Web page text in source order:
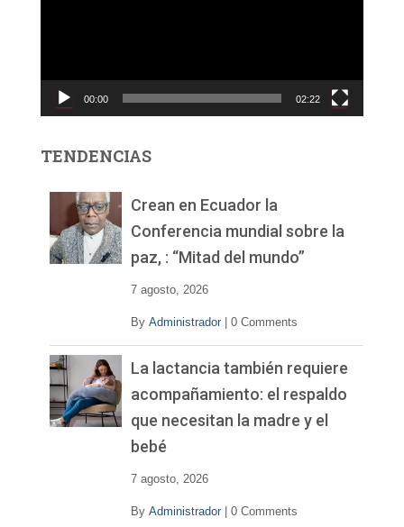
c
d
00:00 02:22
TENDENCIAS
Crean en Ecuador la
Conferencia mundial sobre la
paz, : “Mitad del mundo”
7 agosto, 2026
By Administrador 0 Comments
La lactancia también requiere
acompañamiento: el respaldo
que necesitan la madre y el
bebé
7 agosto, 2026
By Administrador 0 Comments